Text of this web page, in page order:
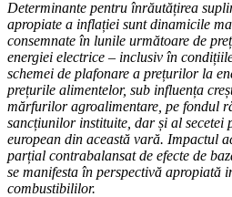
Determinante pentru înrăutățirea
apropiate a inflației sunt dinamicile
consemnate în lunile următoare de
energiei electrice – inclusiv în
schemei de plafonare a prețurilor la
prețurile alimentelor, sub influența
mărfurilor agroalimentare, pe fondul
sancțiunilor instituite, dar și al secetei
european din această vară. Impactul
parțial contrabalansat de efecte de
se manifesta în perspectivă apropiată
combustibililor.